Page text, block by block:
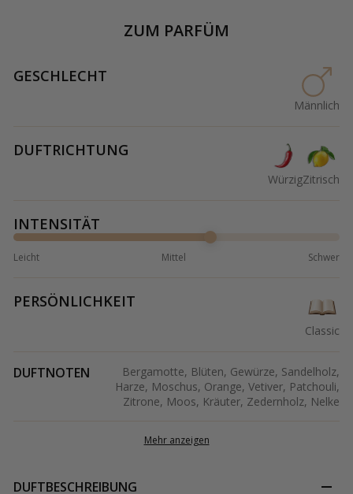
ZUM PARFÜM
GESCHLECHT
Männlich
DUFTRICHTUNG
WürzigZitrisch
INTENSITÄT
Leicht Mittel Schwer
PERSÖNLICHKEIT
Classic
DUFTNOTEN
Bergamotte, Blüten, Gewürze, Sandelholz,
Harze, Moschus, Orange, Vetiver, Patchouli,
Zitrone, Moos, Kräuter, Zedernholz, Nelke
Mehr anzeigen
DUFTBESCHREIBUNG